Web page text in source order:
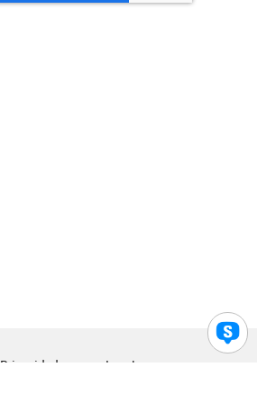
Privacidad Legal